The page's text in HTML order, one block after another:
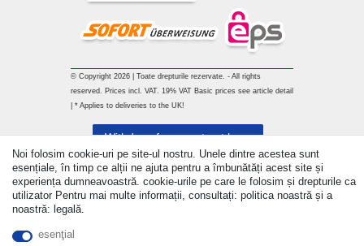
© Copyright 2026 | Toate drepturile rezervate. - All rights
reserved. Prices incl. VAT. 19% VAT Basic prices see article detail
| * Applies to deliveries to the UK!
Noi folosim cookie-uri pe site-ul nostru. Unele dintre acestea sunt
esențiale, în timp ce alții ne ajuta pentru a îmbunătăți acest site și
experiența dumneavoastră. cookie-urile pe care le folosim și drepturile ca
utilizator Pentru mai multe informații, consultați: politica noastră și a
noastră: legală.
esenţial
Withdraw from contract here
a lua legatura